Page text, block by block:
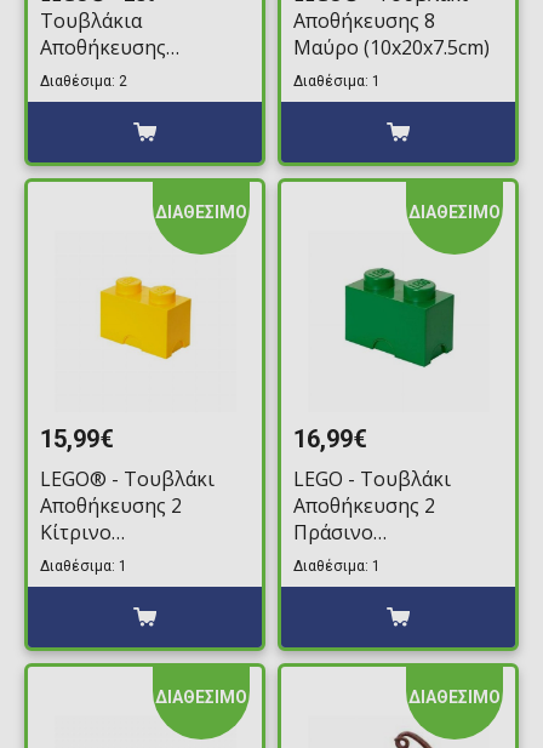
Τουβλάκια
Αποθήκευσης
Συρταρωτά (Κόκκινο-
Μπλέ)
Διαθέσιμα: 2
Αποθήκευσης 8
Μαύρο (10x20x7.5cm)
Διαθέσιμα: 1
ΔΙΑΘΕΣΙΜΟ
15,99€
LEGO® - Τουβλάκι
Αποθήκευσης 2
Κίτρινο
(12.5x25x18cm)
Διαθέσιμα: 1
ΔΙΑΘΕΣΙΜΟ
16,99€
LEGO - Τουβλάκι
Αποθήκευσης 2
Πράσινο
(12.5x25x18cm)
Διαθέσιμα: 1
ΔΙΑΘΕΣΙΜΟ ΔΙΑΘΕΣΙΜΟ